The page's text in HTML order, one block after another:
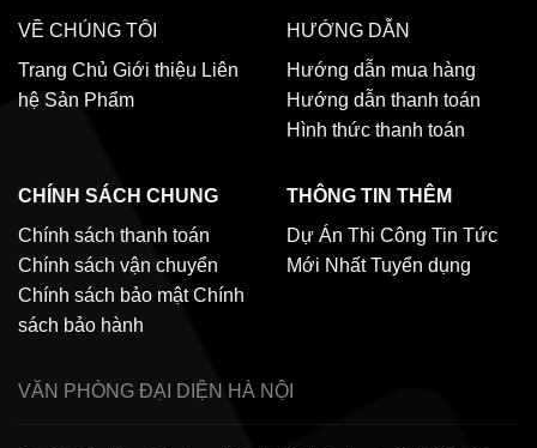
VỀ CHÚNG TÔI
Trang Chủ Giới thiệu Liên
hệ Sản Phẩm
HƯỚNG DẪN
Hướng dẫn mua hàng
Hướng dẫn thanh toán
Hình thức thanh toán
CHÍNH SÁCH CHUNG
Chính sách thanh toán
Chính sách vận chuyển
Chính sách bảo mật Chính
sách bảo hành
THÔNG TIN THÊM
Dự Án Thi Công Tin Tức
Mới Nhất Tuyển dụng
VĂN PHÒNG ĐẠI DIỆN HÀ NỘI